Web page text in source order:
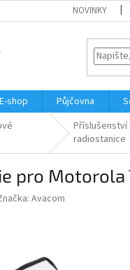
NOVINKY
E-shop Půjčovna
Příslušenství
radiostanice
pro Motorola
Avacom